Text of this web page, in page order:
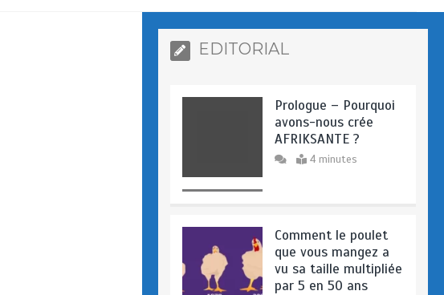
EDITORIAL
Prologue – Pourquoi
avons-nous crée
AFRIKSANTE ?
4 minutes
Comment le poulet
que vous mangez a
vu sa taille multipliée
par 5 en 50 ans